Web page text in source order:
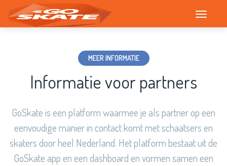
T
o
v
i
g
a
MEER INFORMATIE
Informatie voor partners
GoSkate is een platform waarmee je als partner op een
eenvoudige manier in contact komt met schaatsers en
skaters door heel Nederland. Het platform bestaat uit de
GoSkate app en een dashboard en vormen samen een